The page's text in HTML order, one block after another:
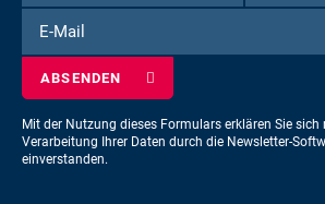
für
den
einzuschreiben
Mail
Mit der Nutzung dieses Formulars erklären Sie sich
Verarbeitung Ihrer Daten durch die Newsletter-
einverstanden.